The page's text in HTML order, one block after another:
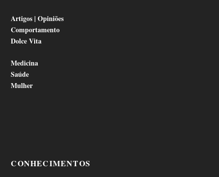
Artigos | Opiniões
Comportamento
Dolce Vita
Medicina
Saúde
Mulher
CONHECIMENTOS